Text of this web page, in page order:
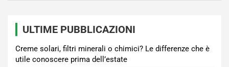
ULTIME PUBBLICAZIONI
Creme solari, filtri minerali o chimici? Le differenze che è
utile conoscere prima dell’estate